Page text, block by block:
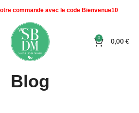
commande avec le code Bienvenue10
0
0,00 €
Blog